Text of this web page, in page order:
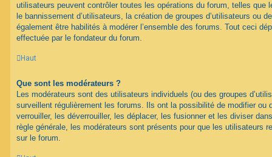
utilisateurs peuvent contrôler toutes les opérations du forum, telles que
le bannissement d’utilisateurs, la création de groupes d’utilisateurs ou
également être habilités à modérer l’ensemble des forums. Tout ceci
effectuée par le fondateur du forum.
Haut
Que sont les modérateurs ?
Les modérateurs sont des utilisateurs individuels (ou des groupes
surveillent régulièrement les forums. Ils ont la possibilité de modifier ou
verrouiller, les déverrouiller, les déplacer, les fusionner et les diviser
règle générale, les modérateurs sont présents pour que les utilisateurs
sur le forum.